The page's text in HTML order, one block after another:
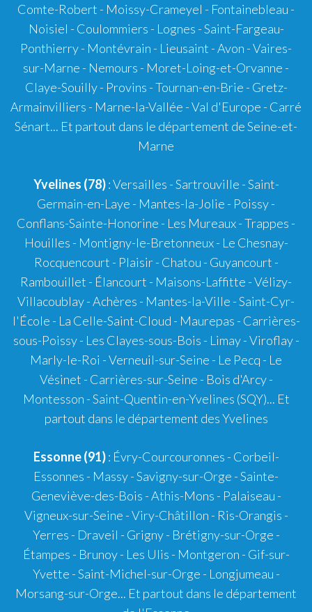
Comte-Robert - Moissy-Crameyel - Fontainebleau -
Noisiel - Coulommiers - Lognes - Saint-Fargeau-
Ponthierry - Montévrain - Lieusaint - Avon - Vaires-
sur-Marne - Nemours - Moret-Loing-et-Orvanne -
Claye-Souilly - Provins - Tournan-en-Brie - Gretz-
Armainvilliers - Marne-la-Vallée - Val d'Europe - Carré
Sénart... Et partout dans le département de Seine-et-
Marne
Yvelines (78): Versailles - Sartrouville - Saint-
Germain-en-Laye - Mantes-la-Jolie - Poissy -
Conflans-Sainte-Honorine - Les Mureaux - Trappes -
Houilles - Montigny-le-Bretonneux - Le Chesnay-
Rocquencourt - Plaisir - Chatou - Guyancourt -
Rambouillet - Élancourt - Maisons-Laffitte - Vélizy-
Villacoublay - Achères - Mantes-la-Ville - Saint-Cyr-
l'École - La Celle-Saint-Cloud - Maurepas - Carrières-
sous-Poissy - Les Clayes-sous-Bois - Limay - Viroflay -
Marly-le-Roi - Verneuil-sur-Seine - Le Pecq - Le
Vésinet - Carrières-sur-Seine - Bois d'Arcy -
Montesson - Saint-Quentin-en-Yvelines (SQY)... Et
partout dans le département des Yvelines
Essonne (91): Évry-Courcouronnes - Corbeil-
Essonnes - Massy - Savigny-sur-Orge - Sainte-
Geneviève-des-Bois - Athis-Mons - Palaiseau -
Vigneux-sur-Seine - Viry-Châtillon - Ris-Orangis -
Yerres - Draveil - Grigny - Brétigny-sur-Orge -
Étampes - Brunoy - Les Ulis - Montgeron - Gif-sur-
Yvette - Saint-Michel-sur-Orge - Longjumeau -
Morsang-sur-Orge... Et partout dans le département